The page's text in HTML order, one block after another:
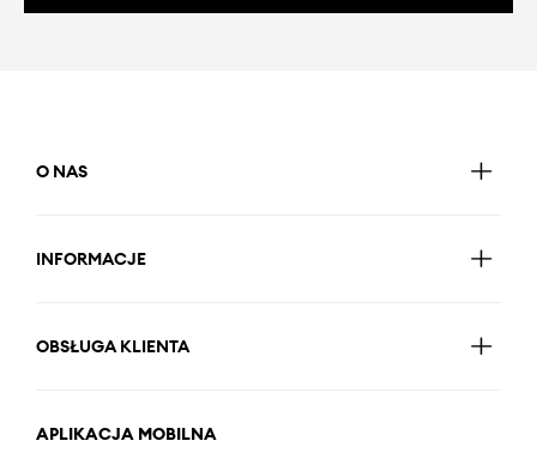
O NAS
INFORMACJE
OBSŁUGA KLIENTA
APLIKACJA MOBILNA